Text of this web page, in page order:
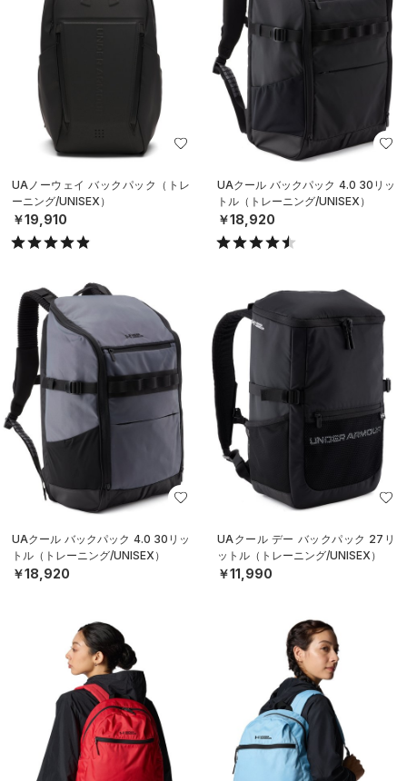
UAノーウェイ バックパック（トレ
ーニング/UNISEX）
￥19,910
UAクール バックパック 4.0 30リッ
トル（トレーニング/UNISEX）
￥18,920
UAクール バックパック 4.0 30リッ
トル（トレーニング/UNISEX）
￥18,920
UAクール デー バックパック 27リ
ットル（トレーニング/UNISEX）
￥11,990